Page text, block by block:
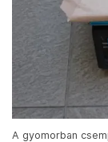
A gyomorban